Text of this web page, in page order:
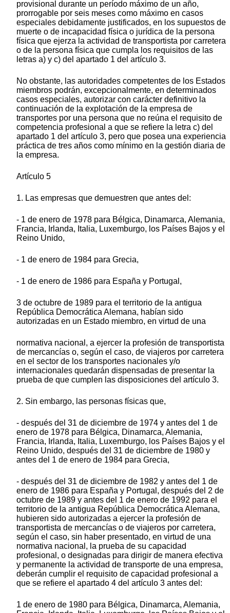
provisional durante un período máximo de un año,
prorrogable por seis meses como máximo en casos
especiales debidamente justificados, en los supuestos de
muerte o de incapacidad física o jurídica de la persona
física que ejerza la actividad de transportista por carretera
o de la persona física que cumpla los requisitos de las
letras a) y c) del apartado 1 del artículo 3.
No obstante, las autoridades competentes de los Estados
miembros podrán, excepcionalmente, en determinados
casos especiales, autorizar con carácter definitivo la
continuación de la explotación de la empresa de
transportes por una persona que no reúna el requisito de
competencia profesional a que se refiere la letra c) del
apartado 1 del artículo 3, pero que posea una experiencia
práctica de tres años como mínimo en la gestión diaria de
la empresa.
Artículo 5
1. Las empresas que demuestren que antes del:
- 1 de enero de 1978 para Bélgica, Dinamarca, Alemania,
Francia, Irlanda, Italia, Luxemburgo, los Países Bajos y el
Reino Unido,
- 1 de enero de 1984 para Grecia,
- 1 de enero de 1986 para España y Portugal,
3 de octubre de 1989 para el territorio de la antigua
República Democrática Alemana, habían sido
autorizadas en un Estado miembro, en virtud de una
normativa nacional, a ejercer la profesión de transportista
de mercancías o, según el caso, de viajeros por carretera
en el sector de los transportes nacionales y/o
internacionales quedarán dispensadas de presentar la
prueba de que cumplen las disposiciones del artículo 3.
2. Sin embargo, las personas físicas que,
- después del 31 de diciembre de 1974 y antes del 1 de
enero de 1978 para Bélgica, Dinamarca, Alemania,
Francia, Irlanda, Italia, Luxemburgo, los Países Bajos y el
Reino Unido, después del 31 de diciembre de 1980 y
antes del 1 de enero de 1984 para Grecia,
- después del 31 de diciembre de 1982 y antes del 1 de
enero de 1986 para España y Portugal, después del 2 de
octubre de 1989 y antes del 1 de enero de 1992 para el
territorio de la antigua República Democrática Alemana,
hubieren sido autorizadas a ejercer la profesión de
transportista de mercancías o de viajeros por carretera,
según el caso, sin haber presentado, en virtud de una
normativa nacional, la prueba de su capacidad
profesional, o designadas para dirigir de manera efectiva
y permanente la actividad de transporte de una empresa,
deberán cumplir el requisito de capacidad profesional a
que se refiere el apartado 4 del artículo 3 antes del:
1 de enero de 1980 para Bélgica, Dinamarca, Alemania,